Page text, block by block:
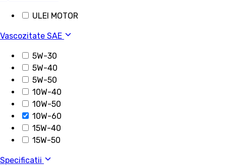
ULEI MOTOR
Vascozitate SAE
5W-30
5W-40
5W-50
10W-40
10W-50
10W-60
15W-40
15W-50
Specificatii